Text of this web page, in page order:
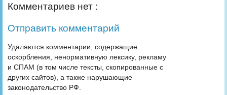
Комментариев нет :
Отправить комментарий
Удаляются комментарии, содержащие
оскорбления, ненормативную лексику, рекламу
и СПАМ (в том числе тексты, скопированные с
других сайтов), а также нарушающие
законодательство РФ.